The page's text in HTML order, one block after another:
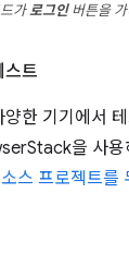
가로그인버튼을 가
스트
한 기기에서
을 사용
스 프로젝트를